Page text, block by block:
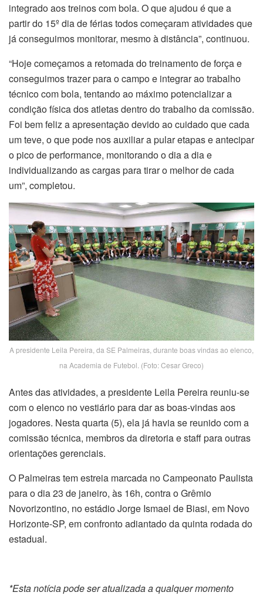
integrado aos treinos com bola. O que ajudou é que a
partir do 15º dia de férias todos começaram atividades que
já conseguimos monitorar, mesmo à distância”, continuou.
“Hoje começamos a retomada do treinamento de força e
conseguimos trazer para o campo e integrar ao trabalho
técnico com bola, tentando ao máximo potencializar a
condição física dos atletas dentro do trabalho da comissão.
Foi bem feliz a apresentação devido ao cuidado que cada
um teve, o que pode nos auxiliar a pular etapas e antecipar
o pico de performance, monitorando o dia a dia e
individualizando as cargas para tirar o melhor de cada
um”, completou.
A presidente Leila Pereira, da SE Palmeiras, durante boas vindas ao elenco,
na Academia de Futebol. (Foto: Cesar Greco)
Antes das atividades, a presidente Leila Pereira reuniu-se
com o elenco no vestiário para dar as boas-vindas aos
jogadores. Nesta quarta (5), ela já havia se reunido com a
comissão técnica, membros da diretoria e staff para outras
orientações gerenciais.
O Palmeiras tem estreia marcada no Campeonato Paulista
para o dia 23 de janeiro, às 16h, contra o Grêmio
Novorizontino, no estádio Jorge Ismael de Biasi, em Novo
Horizonte-SP, em confronto adiantado da quinta rodada do
estadual.
*Esta notícia pode ser atualizada a qualquer momento